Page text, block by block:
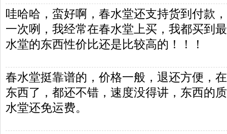
哇哈哈，蛮好啊，春水堂还支持货到付款
一次咧，我经常在春水堂上买，我都买到
水堂的东西性价比还是比较高的！！！
春水堂挺靠谱的，价格一般，退还方便，
东西了，都还不错，速度没得讲，东西的
水堂还免运费。